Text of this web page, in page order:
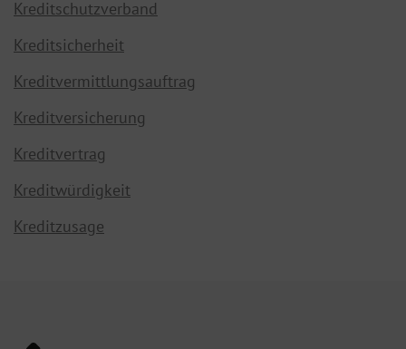
Kreditschutzverband
Kreditsicherheit
Kreditvermittlungsauftrag
Kreditversicherung
Kreditvertrag
Kreditwürdigkeit
Kreditzusage